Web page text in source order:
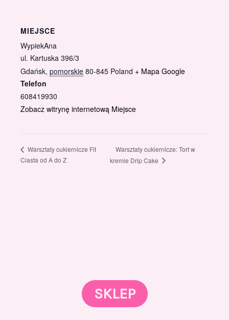
MIEJSCE
WypiekAna
ul. Kartuska 396/3
Gdańsk, pomorskie 80-845 Poland + Mapa Google
Telefon
608419930
Zobacz witrynę internetową Miejsce
Warsztaty cukiernicze Fit
Ciasta od A do Z
Warsztaty cukiernicze: Tort w
kremie Drip Cake
SKLEP